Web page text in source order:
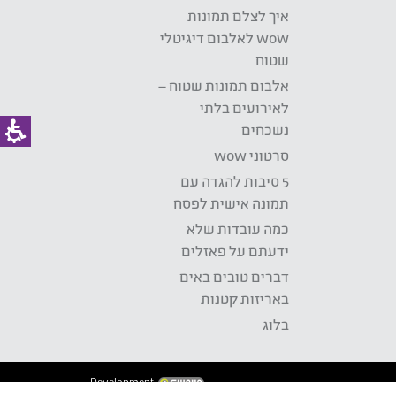
איך לצלם תמונות
wow לאלבום דיגיטלי
שטוח
אלבום תמונות שטוח –
לאירועים בלתי
נשכחים
סרטוני wow
5 סיבות להגדה עם
תמונה אישית לפסח
כמה עובדות שלא
ידעתם על פאזלים
דברים טובים באים
באריזות קטנות
בלוג
Development: